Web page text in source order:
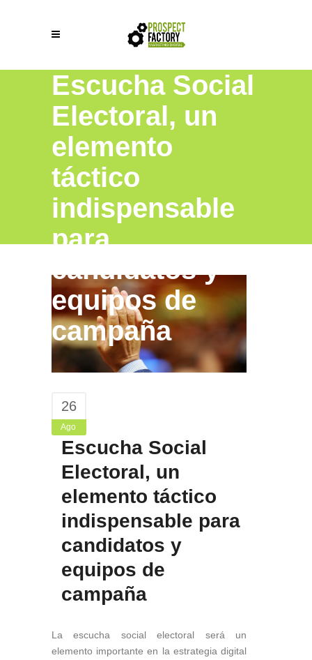
Escucha Social
Electoral, un
elemento
táctico
indispensable
para
candidatos y
equipos de
campaña
26
Ago
Escucha Social
Electoral, un
elemento táctico
indispensable para
candidatos y
equipos de
campaña
La escucha social electoral será un
elemento importante en la estrategia digital